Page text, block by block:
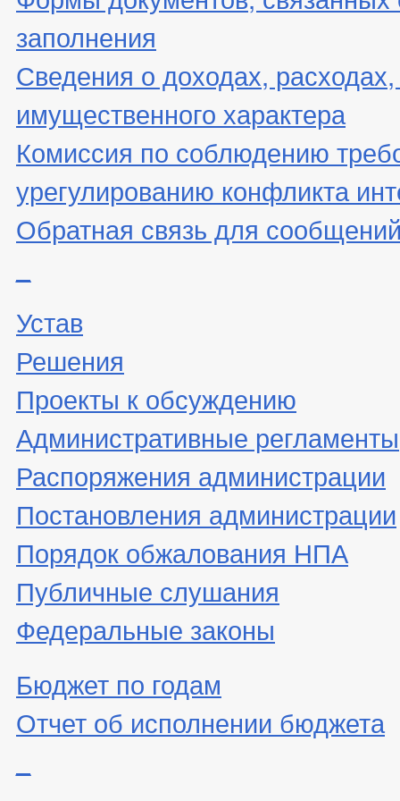
заполнения
Сведения о доходах,
имущественного характера
Комиссия по соблюдению
урегулированию конфликта
Обратная связь для
Устав
Решения
Проекты к обсуждению
Административные регламенты
Распоряжения администрации
Постановления администрации
Порядок обжалования НПА
Публичные слушания
Федеральные законы
Бюджет по годам
Отчет об исполнении бюджета